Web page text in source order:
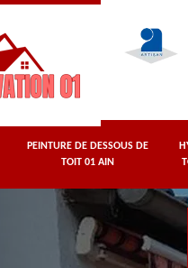
PEINTURE DE DESSOUS DE
TOIT 01 AIN